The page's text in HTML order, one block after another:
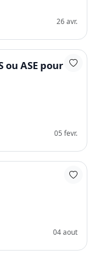
26 avr.
ou ASE pour
05 fevr.
04 aout